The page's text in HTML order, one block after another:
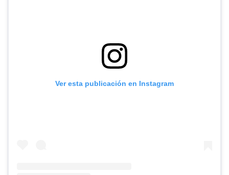
Ver esta publicación en Instagram